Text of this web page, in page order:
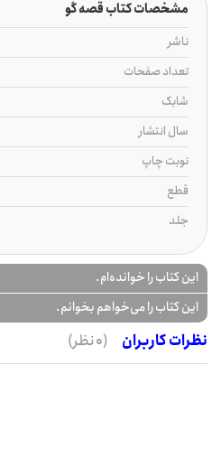
مشخصات کتاب قصه گو
ناشر
تعداد صفحات
شابک
سال انتشار
نوبت چاپ
قطع
جلد
این کتاب را خوانده‌ام.
این کتاب را می‌خواهم بخوانم.
نظرات کاربران
(0 نظر)